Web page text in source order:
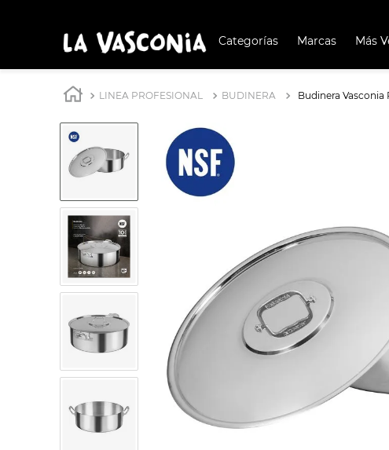
Categorías Marcas Más
LINEA PROFESIONAL BUDINERA Budinera
TÉRMINOS
6
8. ACERO
9. BATERÍA